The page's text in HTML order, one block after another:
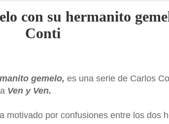
con su hermanito
Conti
gemelo, es una serie de Carlos
Ven y Ven.
motivado por confusiones entre los dos